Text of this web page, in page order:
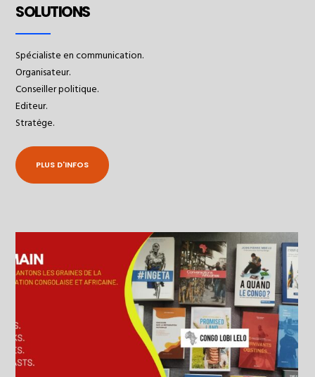
SOLUTIONS
Spécialiste en communication.
Organisateur.
Conseiller politique.
Editeur.
Stratėge.
PLUS D'INFOS